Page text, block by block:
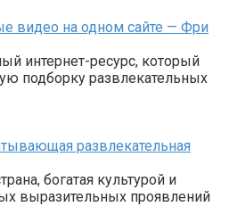
видео на одном сайте — Фри
интернет-ресурс, который
подборку развлекательных
развлекательная
богатая культурой и
выразительных проявлений